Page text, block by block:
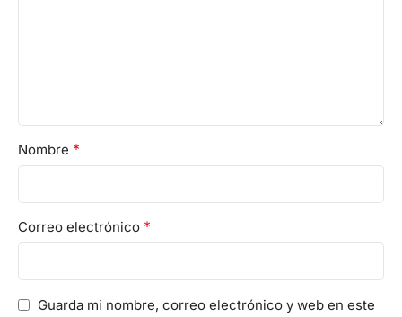
Nombre *
Correo electrónico *
Guarda mi nombre, correo electrónico y web en este